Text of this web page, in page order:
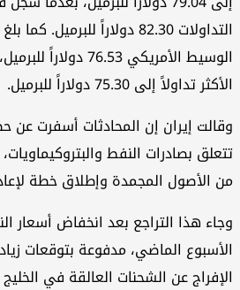
التداولات 82.30 دولاراً
الوسيط الأمريكي 76.53
تداولاً إلى 75.30 دولاراً للبرميل.
إيران إن المحادثات أسفرت عن
بصادرات النفط والبتروكيماويات،
الأصول المجمدة وإطلاق خطة لإعادة
الماضي، مدفوعة بتوقعات زيادة
عن الشحنات العالقة في الخليج